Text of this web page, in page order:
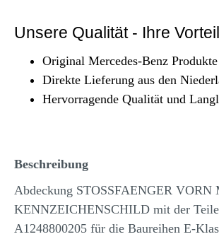
Unsere Qualität - Ihre
Original Mercedes-Benz Produkte
Direkte Lieferung aus den
Hervorragende Qualität und
Beschreibung
Abdeckung STOSSFAENGER VORN
KENNZEICHENSCHILD mit der
A1248800205 für die Baureihen E-